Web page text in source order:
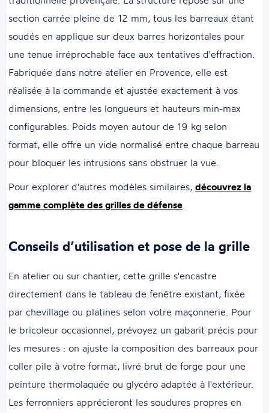
section carrée pleine de 12 mm, tous les barreaux étant
soudés en applique sur deux barres horizontales pour
une tenue irréprochable face aux tentatives d'effraction.
Fabriquée dans notre atelier en Provence, elle est
réalisée à la commande et ajustée exactement à vos
dimensions, entre les longueurs et hauteurs min-max
configurables. Poids moyen autour de 19 kg selon
format, elle offre un vide normalisé entre chaque barreau
pour bloquer les intrusions sans obstruer la vue.
Pour explorer d'autres modèles similaires,découvrez la
gamme complète des grilles de défense
Conseils d’utilisation et pose de la grille
En atelier ou sur chantier, cette grille s'encastre
directement dans le tableau de fenêtre existant, fixée
par chevillage ou platines selon votre maçonnerie. Pour
le bricoleur occasionnel, prévoyez un gabarit précis pour
les mesures : on ajuste la composition des barreaux pour
coller pile à votre format, livré brut de forge pour une
peinture thermolaquée ou glycéro adaptée à l'extérieur.
Les ferronniers apprécieront les soudures propres en